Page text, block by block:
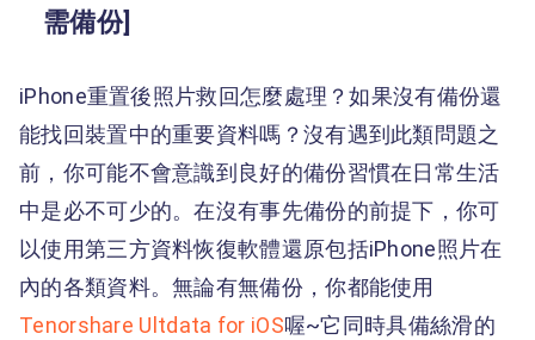
需備份]
iPhone重置後照片救回怎麼處理？如果沒有備份還
能找回裝置中的重要資料嗎？沒有遇到此類問題之
前，你可能不會意識到良好的備份習慣在日常生活
中是必不可少的。在沒有事先備份的前提下，你可
以使用第三方資料恢復軟體還原包括iPhone照片在
內的各類資料。無論有無備份，你都能使用
Tenorshare Ultdata for iOS喔~它同時具備絲滑的